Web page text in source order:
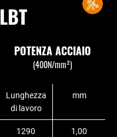
LBT
POTENZA ACCIAIO
(400N/mm²)
Lunghezza
di lavoro
mm
1290 1,00